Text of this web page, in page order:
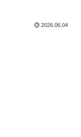
2026.06.04